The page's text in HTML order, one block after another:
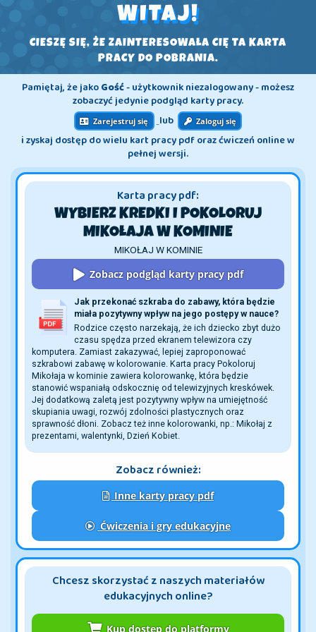
WITAJ!
CIESZĘ SIĘ, ŻE ZAINTERESOWAŁA CIĘ TA KARTA
PRACY DO POBRANIA.
Pamiętaj, że jakoGość- użytkownik niezalogowany - możesz
zobaczyć jedynie podgląd karty pracy.
Zarejestruj się lub Zaloguj się
i zyskaj dostęp do wielu kart pracy pdf oraz ćwiczeń online w
pełnej wersji.
Karta pracy pdf:
WYBIERZ KREDKI I POKOLORUJ
MIKOŁAJA W KOMINIE
MIKOŁAJ W KOMINIE
Zobacz podgląd karty pracy pdf
Jak przekonać szkraba do zabawy, która będzie
miała pozytywny wpływ na jego postępy w nauce?
Rodzice często narzekają, że ich dziecko zbyt dużo
czasu spędza przed ekranem telewizora czy
komputera. Zamiast zakazywać, lepiej zaproponować
szkrabowi zabawę w kolorowanie. Karta pracy Pokoloruj
Mikołaja w kominie zawiera kolorowankę, która będzie
stanowić wspaniałą odskocznię od telewizyjnych kreskówek.
Jej dodatkową zaletą jest pozytywny wpływ na umiejętność
skupiania uwagi, rozwój zdolności plastycznych oraz
sprawność dłoni. Zobacz też inne kolorowanki, np.: Mikołaj z
prezentami, walentynki, Dzień Kobiet.
Zobacz również:
Inne karty pracy pdf
Ćwiczenia i gry edukacyjne
Chcesz skorzystać z naszych materiałów
edukacyjnych online?
Kup dostęp do platformy